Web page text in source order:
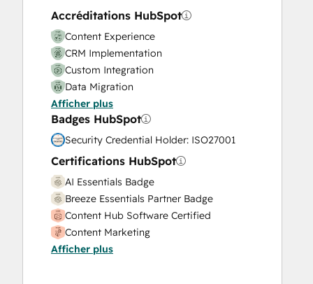
Accréditations HubSpot
Content Experience
CRM Implementation
Custom Integration
Data Migration
Onboarding
Service Implementation
Solutions Architecture Design
Afficher plus
Badges HubSpot
Security Credential Holder: ISO27001
Certifications HubSpot
AI Essentials Badge
Breeze Essentials Partner Badge
Content Hub Software Certified
Content Marketing
CRM Data Migration Certification
Afficher plus